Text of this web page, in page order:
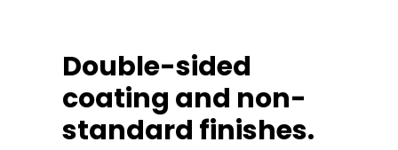
Double-sided
coating and non-
standard finishes.